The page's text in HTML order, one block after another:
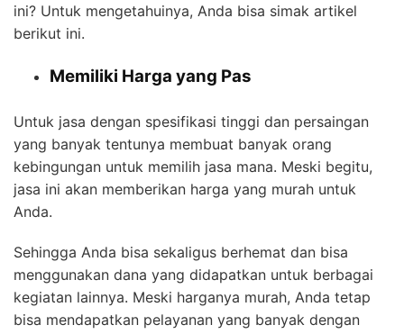
ini? Untuk mengetahuinya, Anda bisa simak artikel
berikut ini.
Memiliki Harga yang Pas
Untuk jasa dengan spesifikasi tinggi dan persaingan
yang banyak tentunya membuat banyak orang
kebingungan untuk memilih jasa mana. Meski begitu,
jasa ini akan memberikan harga yang murah untuk
Anda.
Sehingga Anda bisa sekaligus berhemat dan bisa
menggunakan dana yang didapatkan untuk berbagai
kegiatan lainnya. Meski harganya murah, Anda tetap
bisa mendapatkan pelayanan yang banyak dengan